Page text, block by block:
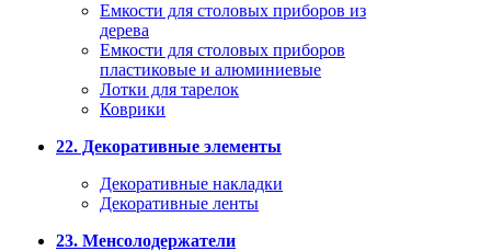
Емкости для столовых приборов из
дерева
Емкости для столовых приборов
пластиковые и алюминиевые
Лотки для тарелок
Коврики
22. Декоративные элементы
Декоративные накладки
Декоративные ленты
23. Менсолодержатели